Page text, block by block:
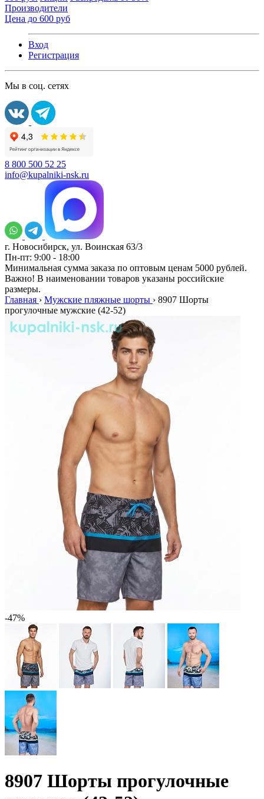
Производители
Цена до 600 руб
Вход
Регистрация
Мы в соц. сетях
8 800 500 52 25
info@kupalniki-nsk.ru
г. Новосибирск, ул. Воинская 63/3
Пн-пт: 9:00 - 18:00
Минимальная сумма заказа по оптовым ценам 5000 рублей.
Важно! В наименовании товаров указаны российские
размеры.
Главная › Мужские пляжные шорты › 8907 Шорты
прогулочные мужские (42-52)
-47%
8907 Шорты прогулочные